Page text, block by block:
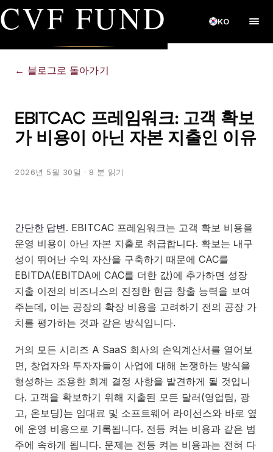
CVF FUND KO
← 블로그로 돌아가기
EBITCAC 프레임워크: 고객 확보
가 비용이 아닌 자본 지출인 이유
2026년 5월 30일 · 8 분 읽기
간단한 답변. EBITCAC 프레임워크는 고객 확보 비용을
운영 비용이 아닌 자본 지출로 취급합니다. 확보는 내구
성이 뛰어난 수익 자산을 구축하기 때문에 CAC를
EBITDA(EBITDA에 CAC를 더한 값)에 추가하면 성장
지출 이전의 비즈니스의 진정한 현금 창출 능력을 보여
주는데, 이는 공장의 확장 비용을 고려하기 전의 공장 가
치를 평가하는 것과 같은 방식입니다.
거의 모든 시리즈 A SaaS 회사의 손익계산서를 열어보
면, 창업자와 투자자들이 사업에 대해 논쟁하는 방식을
형성하는 조용한 회계 결정 사항을 발견하게 될 것입니
다. 고객을 확보하기 위해 지출된 모든 달러(영업팀, 광
고, 온보딩)는 임대료 및 소프트웨어 라이선스와 바로 옆
에 운영 비용으로 기록됩니다. 전등 켜는 비용과 같은 범
주에 속하게 됩니다. 문제는 전등 켜는 비용과는 전혀 다